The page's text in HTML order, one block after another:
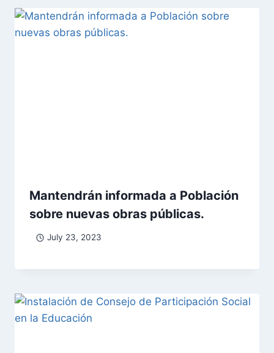
Mantendrán informada a Población
sobre nuevas obras públicas.
July 23, 2023